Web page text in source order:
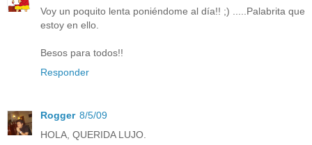
Voy un poquito lenta poniéndome al día!! ;) .....Palabrita que
estoy en ello.
Besos para todos!!
Responder
Rogger 8/5/09
HOLA, QUERIDA LUJO.